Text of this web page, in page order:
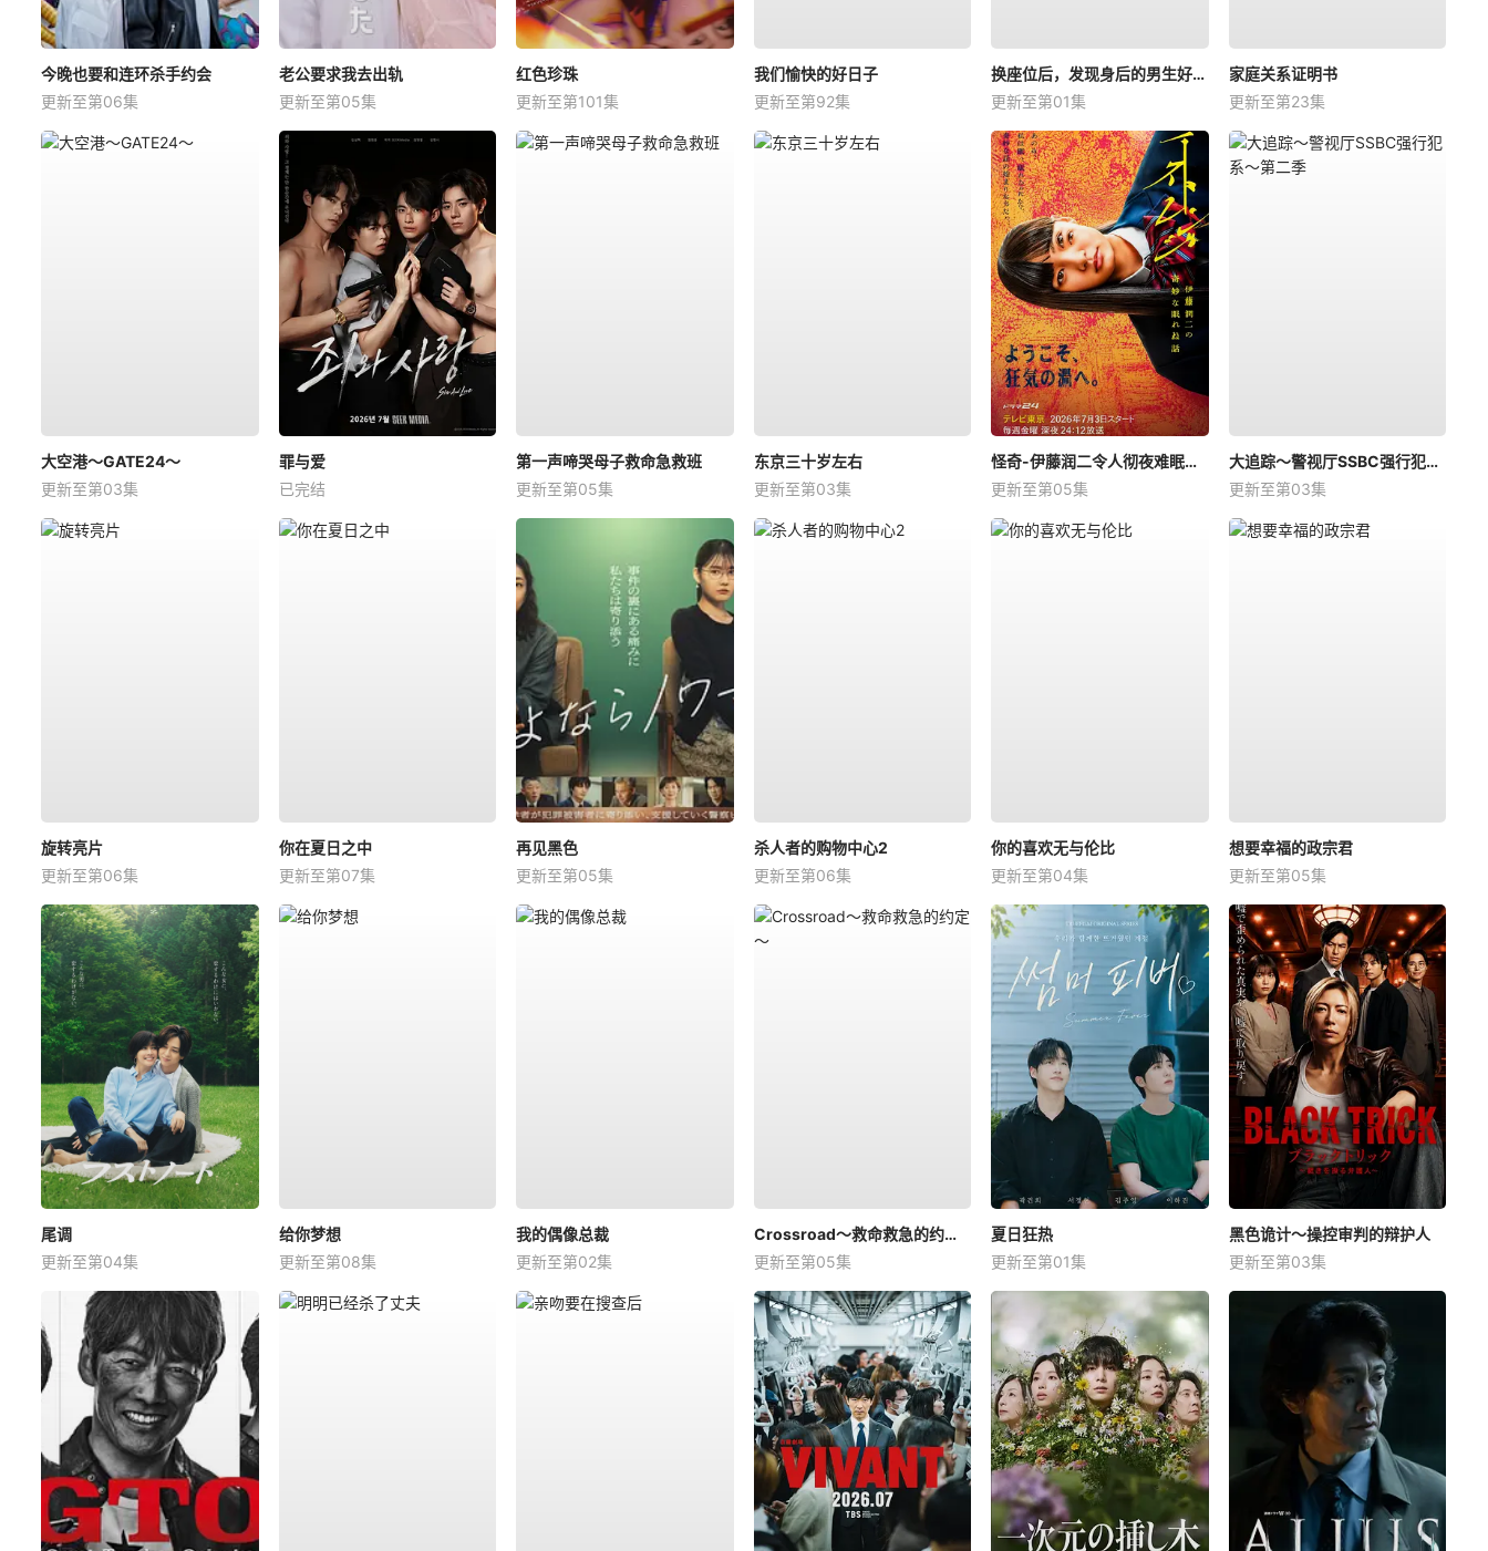
今晚也要和连环杀手约会
更新至第06集
老公要求我去出轨
更新至第05集
红色珍珠
更新至第101集
我们愉快的好日子
更新至第92集
换座位后，发现身后的男生好像喜欢我
更新至第01集
家庭关系证明书
更新至第23集
大空港～GATE24～
更新至第03集
罪与爱
已完结
第一声啼哭母子救命急救班
更新至第05集
东京三十岁左右
更新至第03集
怪奇-伊藤润二令人彻夜难眠的奇异故事－
更新至第05集
大追踪〜警视厅SSBC强行犯系〜第二季
更新至第03集
旋转亮片
更新至第06集
你在夏日之中
更新至第07集
再见黑色
更新至第05集
杀人者的购物中心2
更新至第06集
你的喜欢无与伦比
更新至第04集
想要幸福的政宗君
更新至第05集
尾调
更新至第04集
给你梦想
更新至第08集
我的偶像总裁
更新至第02集
Crossroad～救命救急的约定～
更新至第05集
夏日狂热
更新至第01集
黑色诡计～操控审判的辩护人
更新至第03集